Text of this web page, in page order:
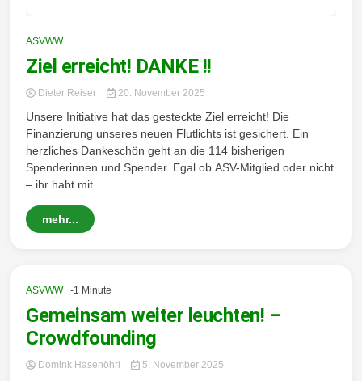
ASVWW
Ziel erreicht! DANKE !!
Dieter Reiser 20. November 2025
Unsere Initiative hat das gesteckte Ziel erreicht! Die
Finanzierung unseres neuen Flutlichts ist gesichert. Ein
herzliches Dankeschön geht an die 114 bisherigen
Spenderinnen und Spender. Egal ob ASV-Mitglied oder nicht
– ihr habt mit...
mehr...
ASVWW -1 Minute
Gemeinsam weiter leuchten! –
Crowdfounding
Domink Hasenöhrl 5. November 2025